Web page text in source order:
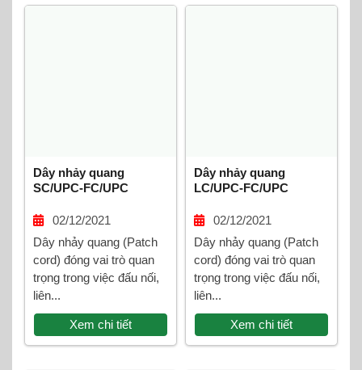
Dây nhảy quang
SC/UPC-FC/UPC
02/12/2021
Dây nhảy quang (Patch
cord) đóng vai trò quan
trọng trong việc đấu nối,
liên...
Xem chi tiết
Dây nhảy quang
LC/UPC-FC/UPC
02/12/2021
Dây nhảy quang (Patch
cord) đóng vai trò quan
trọng trong việc đấu nối,
liên...
Xem chi tiết